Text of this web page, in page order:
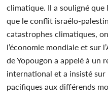
climatique. Il a souligné
que le conflit israélo-
catastrophes climatiques,
l’économie mondiale et sur
de Yopougon a appelé à un
international et a insisté
pacifiques aux différends